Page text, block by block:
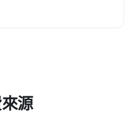
評論已停用」。
源